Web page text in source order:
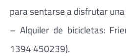
para sentarse a disfrutar
– Alquiler de bicicletas:
1394 450239).